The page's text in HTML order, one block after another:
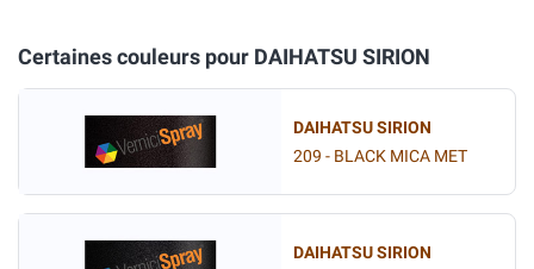
Certaines couleurs pour DAIHATSU SIRION
DAIHATSU SIRION
209 - BLACK MICA MET
DAIHATSU SIRION